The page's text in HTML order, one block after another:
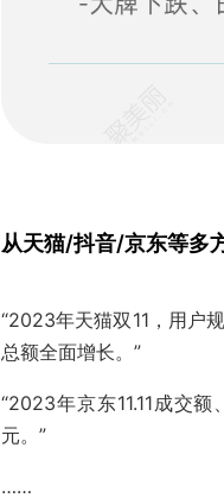
从天猫/抖音/京东等多
“2023年天猫双11，用户
总额全面增长。”
“2023年京东11.11成交
元。”
……